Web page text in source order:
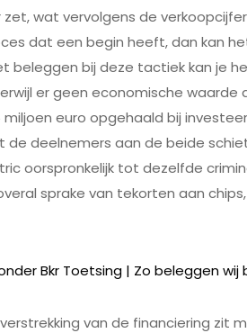
zet, wat vervolgens de
dat een begin heeft, dan kan
beleggen bij deze tactiek kan je
er geen economische waarde
euro opgehaald bij
de deelnemers aan de beide
oorspronkelijk tot dezelfde
sprake van tekorten aan
Bkr Toetsing | Zo beleggen wij
van de financiering zit